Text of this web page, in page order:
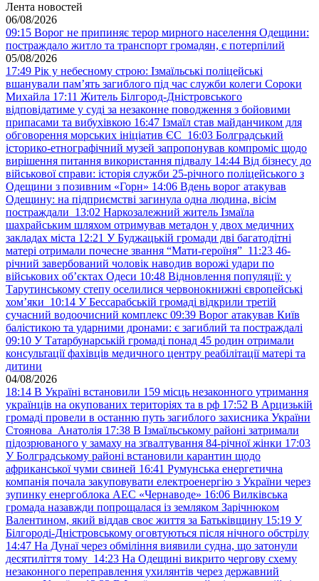
Лента новостей
06/08/2026
09:15 Ворог не припиняє терор мирного населення Одещини:
постраждало житло та транспорт громадян, є потерпілий
05/08/2026
17:49 Рік у небесному строю: Ізмаїльські поліцейські
вшанували пам’ять загиблого під час служби колеги Сороки
Михайла 17:11 Житель Білгород-Дністровського
відповідатиме у суді за незаконне поводження з бойовими
припасами та вибухівкою 16:47 Ізмаїл став майданчиком для
обговорення морських ініціатив ЄС 16:03 Болградський
історико-етнографічний музей запропонував компроміс щодо
вирішення питання використання підвалу 14:44 Від бізнесу до
військової справи: історія служби 25-річного поліцейського з
Одещини з позивним «Горн» 14:06 Вдень ворог атакував
Одещину: на підприємстві загинула одна людина, вісім
постраждали 13:02 Наркозалежний житель Ізмаїла
шахрайським шляхом отримував метадон у двох медичних
закладах міста 12:21 У Буджацькій громади дві багатодітні
матері отримали почесне звання “Мати-героїня” 11:23 46-
річний завербований чоловік наводив ворожі удари по
військових обʼєктах Одеси 10:48 Відновлення популяції: у
Тарутинському степу оселилися червонокнижні європейські
хом’яки 10:14 У Бессарабській громаді відкрили третій
сучасний водоочисний комплекс 09:39 Ворог атакував Київ
балістикою та ударними дронами: є загиблий та постраждалі
09:10 У Татарбунарській громаді понад 45 родин отримали
консультації фахівців медичного центру реабілітації матері та
дитини
04/08/2026
18:14 В Україні встановили 159 місць незаконного утримання
українців на окупованих територіях та в рф 17:52 В Арцизькій
громаді провели в останню путь загиблого захисника України
Стоянова Анатолія 17:38 В Ізмаїльському районі затримали
підозрюваного у замаху на зґвалтування 84-річної жінки 17:03
У Болградському районі встановили карантин щодо
африканської чуми свиней 16:41 Румунська енергетична
компанія почала закуповувати електроенергію з України через
зупинку енергоблока АЕС «Чернаводе» 16:06 Вилківська
громада назавжди попрощалася із земляком Зарічнюком
Валентином, який віддав своє життя за Батьківщину 15:19 У
Білгороді-Дністровському оговтуються після нічного обстрілу
14:47 На Дунаї через обміління виявили судна, що затонули
десятиліття тому 14:23 На Одещині викрито чергову схему
незаконного переправлення ухилянтів через державний